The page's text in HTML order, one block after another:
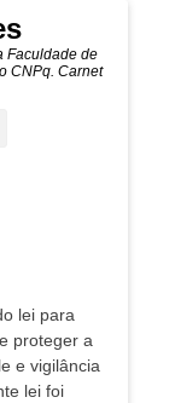
Faculdade de
CNPq. Carnet
lei para
proteger a
e vigilância
lei foi